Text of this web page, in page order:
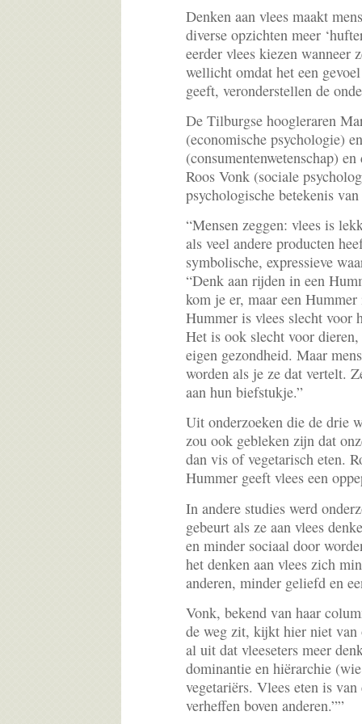
Denken aan vlees maakt
diverse opzichten meer
eerder vlees kiezen wanneer
wellicht omdat het een
geeft, veronderstellen de
De Tilburgse hoogleraren
(economische psychologie)
(consumentenwetenschap)
Roos Vonk (sociale
psychologische betekenis
“Mensen zeggen: vlees is
als veel andere producten
symbolische, expressieve
“Denk aan rijden in een
kom je er, maar een
Hummer is vlees slecht voor
Het is ook slecht voor
eigen gezondheid. Maar
worden als je ze dat vertelt.
aan hun biefstukje.”
Uit onderzoeken die de drie
zou ook gebleken zijn dat
dan vis of vegetarisch eten.
Hummer geeft vlees een
In andere studies werd
gebeurt als ze aan vlees
en minder sociaal door
het denken aan vlees zich
anderen, minder geliefd en
Vonk, bekend van haar
de weg zit, kijkt hier niet van
al uit dat vleeseters meer
dominantie en hiërarchie
vegetariërs. Vlees eten is
verheffen boven anderen.””